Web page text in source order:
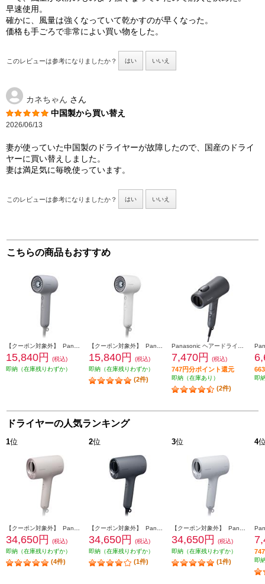
早速使用。
確かに、風量は強くなっていて乾かすのが早くなった。
価格も手ごろで非常によい買い物をした。
このレビューは参考になりましたか？ はい いいえ
カネちゃん さん
中国製から買い替え
2026/06/13
妻が使っていた中国製のドライヤーが故障したので、国産のドライ
ヤーに買い替えしました。
妻は満足気に毎晩使っています。
このレビューは参考になりましたか？ はい いいえ
こちらの商品もおすすめ
15,840円
(税込)
即納（在庫残りわずか）
15,840円
(税込)
即納（在庫残りわずか）
(2件)
7,470円 (税込)
747円分ポイント還元
即納（在庫あり）
(2件)
即
ドライヤーの人気ランキング
1位
34,650円
(税込)
即納（在庫残りわずか）
(4件)
2位
34,650円
(税込)
即納（在庫残りわずか）
(1件)
3位
34,650円
(税込)
即納（在庫残りわずか）
(1件)
4
即